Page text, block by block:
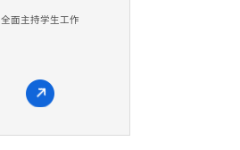
全面主持学生工作